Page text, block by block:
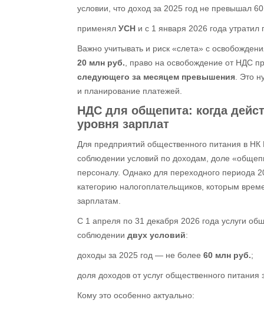
условии, что доход за 2025 год не превышал
применял УСН и с 1 января 2026 года
Важно учитывать и риск «слета» с
20 млн руб. , право на освобождение от НДС
следующего за месяцем превышения . Это
и планирование платежей.
НДС для общепита: когда
уровня зарплат
Для предприятий общественного питания в
соблюдении условий по доходам, доле
персоналу. Однако для переходного периода
категорию налогоплательщиков, которым
зарплатам.
С 1 апреля по 31 декабря 2026 года услуги
соблюдении двух условий:
доходы за 2025 год — не более 60 млн руб.;
доля доходов от услуг общественного
Кому это особенно актуально: